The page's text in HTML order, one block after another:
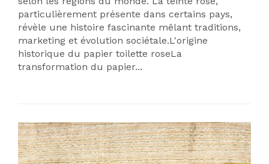
particulièrement présente dans certains pays,
révèle une histoire fascinante mêlant traditions,
marketing et évolution sociétale.L'origine
historique du papier toilette roseLa
transformation du papier...